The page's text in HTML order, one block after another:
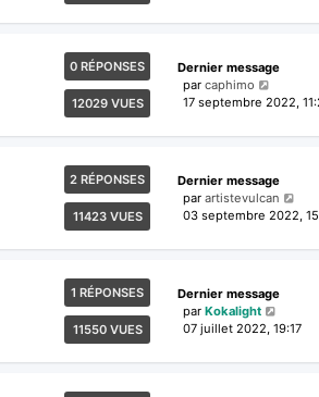
0 RÉPONSES
12029 VUES
Dernier message
par caphimo
17 septembre 2022,
2 RÉPONSES
11423 VUES
Dernier message
par artistevulcan
03 septembre 2022,
1 RÉPONSES
11550 VUES
Dernier message
par Kokalight
07 juillet 2022, 19:17